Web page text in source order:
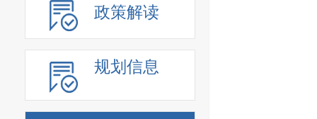
政策解读
规划信息